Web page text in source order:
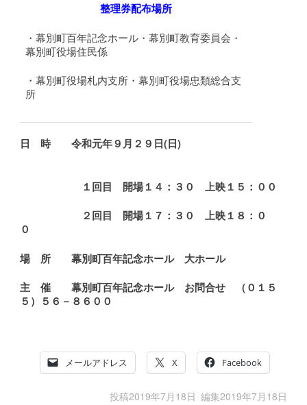
整理券配布場所
・幕別町百年記念ホール・幕別町教育委員会・
幕別町役場住民係
・幕別町役場札内支所・幕別町役場忠類総合支
所
日 時 令和元年９月２９日(日)
１回目 開場１４：３０ 上映１５：００
２回目 開場１７：３０ 上映１８：０
０
場 所 幕別町百年記念ホール 大ホール
主 催 幕別町百年記念ホール お問合せ （０１５
５）５６－８６００
メールアドレス X Facebook
投稿2019年7月18日 編集2019年7月18日